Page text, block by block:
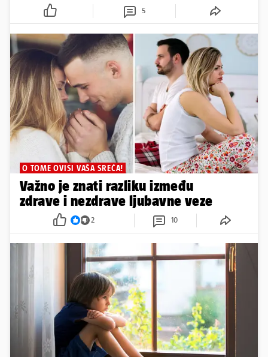
5
O TOME OVISI VAŠA SREĆA!
Važno je znati razliku između
zdrave i nezdrave ljubavne veze
2 10